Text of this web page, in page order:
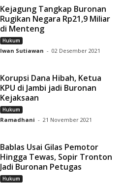
Kejagung Tangkap Buronan
Rugikan Negara Rp21,9 Miliar
di Menteng
Hukum
Iwan Sutiawan - 02 Desember 2021
Korupsi Dana Hibah, Ketua
KPU di Jambi jadi Buronan
Kejaksaan
Hukum
Ramadhani - 21 November 2021
Bablas Usai Gilas Pemotor
Hingga Tewas, Sopir Tronton
Jadi Buronan Petugas
Hukum